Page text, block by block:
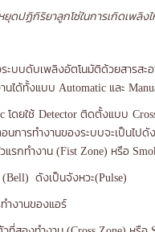
ยุดปฏิกิริยาลูกโซ่ในการเกิดเพลิง
บเพลิงอัตโนมัติด้วยสารสะอา
นได้ทั้งแบบ Automatic และ
โดยใช้ Detector ติดตั้งแบบ
นการทำงานของระบบจะเป็นไปดั
แรกทำงาน (Fist Zone) หรือ
ดังเป็นจังหวะ(Pulse)
ำงานของแอร์